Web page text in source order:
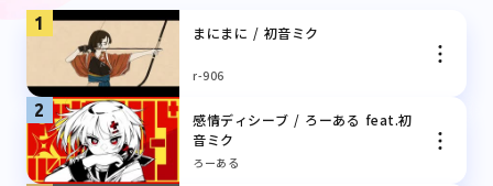
1 まにまに / 初音ミク
r-906
2
感情ディシーブ / ろーある feat.初
音ミク
ろーある